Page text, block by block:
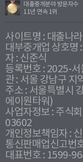
대출중개분야 방문자수
11년 연속 1위
사이트명 : 대출나
대부중개업 상호명
자 : 신준식
등록번호 : 2025-
관 : 서울 강남구
주소 : 서울특별시
에이원타워)
사업자정보 : 주식
03602
개인정보책임자 :
통신판매업신고번
대표번호 : 1599-